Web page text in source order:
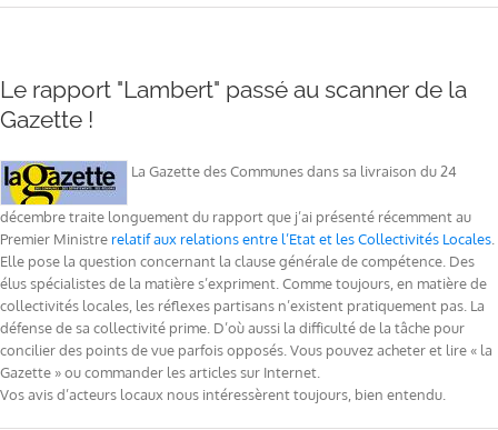
Le rapport "Lambert" passé au scanner de la
Gazette !
La Gazette des Communes dans sa livraison du 24
décembre traite longuement du rapport que j’ai présenté récemment au
Premier Ministre relatif aux relations entre l’Etat et les Collectivités Locales
Elle pose la question concernant la clause générale de compétence. Des
élus spécialistes de la matière s’expriment. Comme toujours, en matière de
collectivités locales, les réflexes partisans n’existent pratiquement pas. La
défense de sa collectivité prime. D’où aussi la difficulté de la tâche pour
concilier des points de vue parfois opposés. Vous pouvez acheter et lire « la
Gazette » ou commander les articles sur Internet.
Vos avis d’acteurs locaux nous intéressèrent toujours, bien entendu.